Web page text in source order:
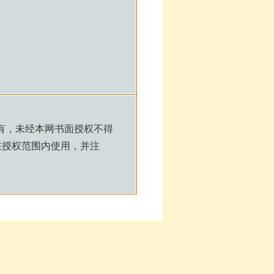
，未经本网书面授权不得
权范围内使用，并注